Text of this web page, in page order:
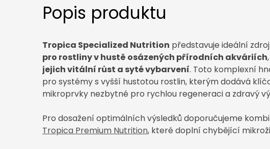
Popis produktu
Tropica Specialized Nutrition představuje ideální
pro rostliny v hustě osázených přírodních akváriích
jejich vitální růst a syté vybarvení. Toto komplexní
pro systémy s vyšší hustotou rostlin, kterým dodává
mikroprvky nezbytné pro rychlou regeneraci a zdravý
Pro dosažení optimálních výsledků doporučujeme
Tropica Premium Nutrition, které doplní chybějící